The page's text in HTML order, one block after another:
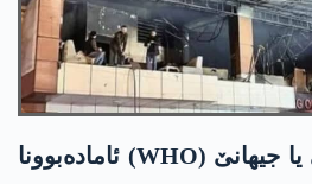
رێخستنا تەندورستیێ یا جیھانێ (WHO) ئامادەبوونا